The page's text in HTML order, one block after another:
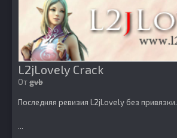
L2jLovely Crack
Отgvb
Последняя ревизия L2jLovely без привязки.
...